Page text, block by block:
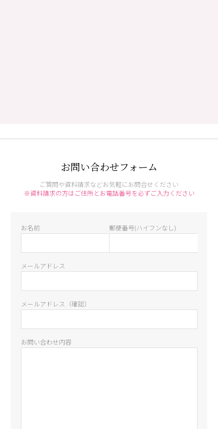
お問い合わせフォーム
ご質問や資料請求などお気軽にお問合せください
※資料請求の方はご住所とお電話番号を必ずご入力ください
お名前 郵便番号(ハイフンなし)
メールアドレス
メールアドレス（確認）
お問い合わせ内容